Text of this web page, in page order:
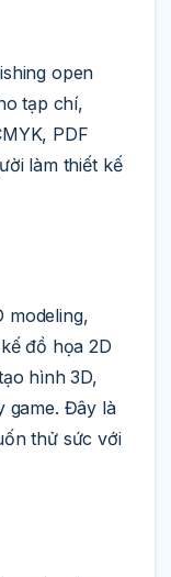
open
tạp chí,
PDF
làm thiết kế
modeling,
đồ họa 2D
hình 3D,
game. Đây là
thử sức với